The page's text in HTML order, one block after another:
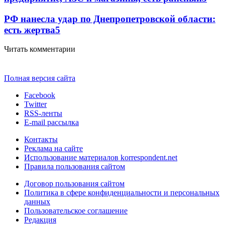
РФ нанесла удар по Днепропетровской области:
есть жертва5
Читать комментарии
Полная версия сайта
Facebook
Twitter
RSS-ленты
E-mail рассылка
Контакты
Реклама на сайте
Использование материалов korrespondent.net
Правила пользования сайтом
Договор пользования сайтом
Политика в сфере конфиденциальности и персональных
данных
Пользовательское соглашение
Редакция